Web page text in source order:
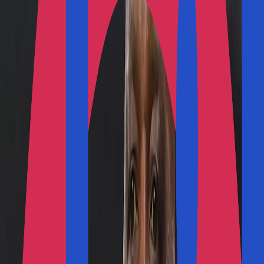
أخبار ذات صلة
أغلى صفقة في تاريخ الأرجنتين.. ريفر بليت يضم
ألمادا
إنفانتينو يواجه اتهامات باستغلال النفوذ خلال فترة
عمله في "ويفا"